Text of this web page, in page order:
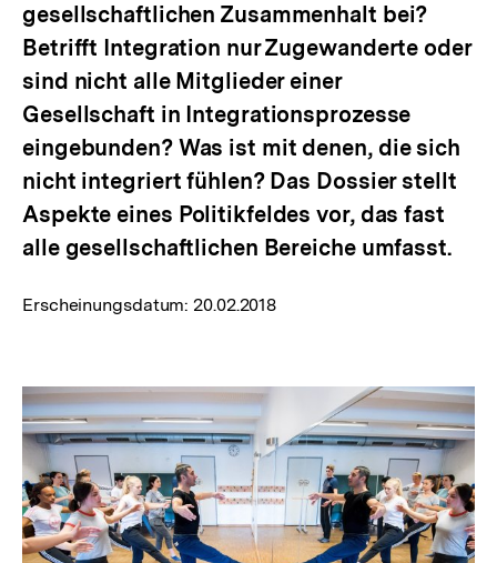
gesellschaftlichen Zusammenhalt bei?
Betrifft Integration nur Zugewanderte oder
sind nicht alle Mitglieder einer
Gesellschaft in Integrationsprozesse
eingebunden? Was ist mit denen, die sich
nicht integriert fühlen? Das Dossier stellt
Aspekte eines Politikfeldes vor, das fast
alle gesellschaftlichen Bereiche umfasst.
Erscheinungsdatum:20.02.2018